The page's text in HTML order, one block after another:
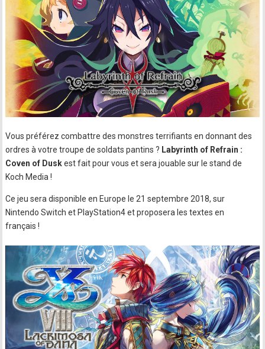
Vous préférez combattre des monstres terrifiants en donnant des
ordres à votre troupe de soldats pantins ? Labyrinth of Refrain :
Coven of Duskest fait pour vous et sera jouable sur le stand de
Koch Media !
Ce jeu sera disponible en Europe le 21 septembre 2018, sur
Nintendo Switch et PlayStation4 et proposera les textes en
français !